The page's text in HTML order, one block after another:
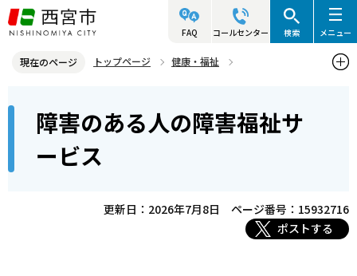
こ
の
ジ
頭
FAQ コールセンター 検索 メニュー
現在のページ トップページ
健康・福祉
障害のある人の障害福祉サービス
障害のある人の障害福祉サ
ービス
更新日：2026年7月8日
ページ番号：15932716
ポストする